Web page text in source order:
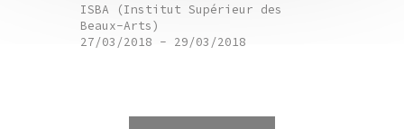
ISBA (Institut Supérieur des
Beaux-Arts)
27/03/2018 - 29/03/2018